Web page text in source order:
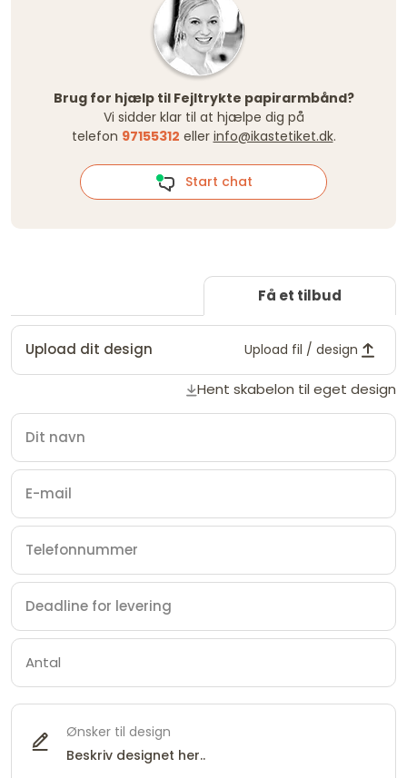
Brug for hjælp til Fejltrykte papirarmbånd?
Vi sidder klar til at hjælpe dig på
telefon 97155312 eller info@ikastetiket.dk.
Start chat
Få et tilbud
Upload dit design Upload fil / design
Hent skabelon til eget design
Ønsker til design